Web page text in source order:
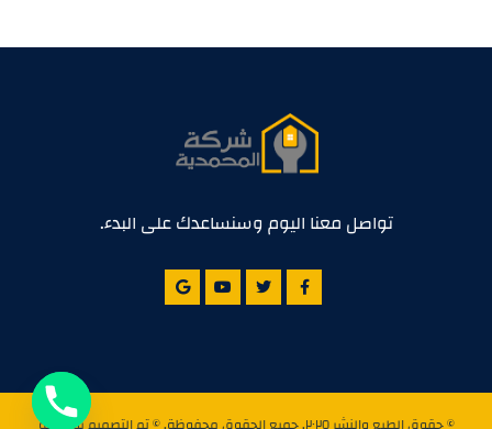
تواصل معنا اليوم وسنساعدك على البدء.